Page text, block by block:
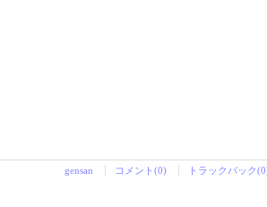
gensan コメント(0) トラックバック